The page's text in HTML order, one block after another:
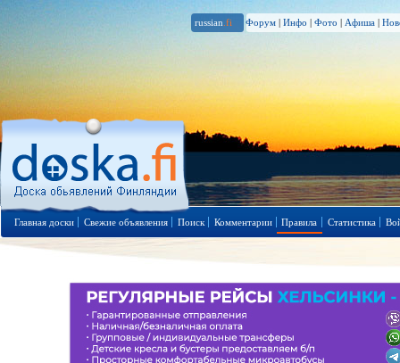
russian .fi Форум | Инфо | Фото | Афиша |
Главная доски Свежие объявления Поиск Комментарии Правила Статистика